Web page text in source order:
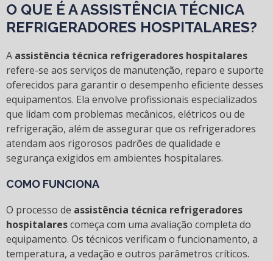
O QUE É A ASSISTÊNCIA TÉCNICA
REFRIGERADORES HOSPITALARES?
A assistência técnica refrigeradores hospitalares
refere-se aos serviços de manutenção, reparo e suporte
oferecidos para garantir o desempenho eficiente desses
equipamentos. Ela envolve profissionais especializados
que lidam com problemas mecânicos, elétricos ou de
refrigeração, além de assegurar que os refrigeradores
atendam aos rigorosos padrões de qualidade e
segurança exigidos em ambientes hospitalares.
COMO FUNCIONA
O processo de assistência técnica refrigeradores
hospitalarescomeça com uma avaliação completa do
equipamento. Os técnicos verificam o funcionamento, a
temperatura, a vedação e outros parâmetros críticos.